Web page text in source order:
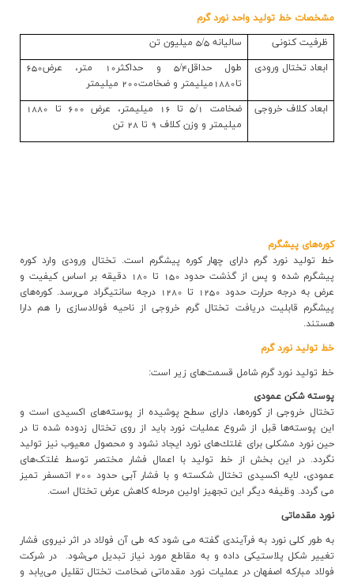
سهامداران
ارتباط با ما
مشخصات خط توليد واحد نورد گرم
ظرفيت کنونی
ساليانه 5/5 ميليون تن
ابعاد تختال ورودي
طول حداقل5/4 و حداکثر10 متر، عرض650
تا1880ميليمتر و ضخامت200 ميليمتر
ابعاد كلاف خروجی
ضخامت 5/1 تا 16 ميليمتر، عرض 600 تا 1880
ميليمتر و وزن کلاف 9 تا 28 تن
كوره‌هاي پيشگرم
خط توليد نورد گرم داراي چهار كوره پيشگرم است. تختال ورودي وارد کوره
پيشگرم شده و پس از گذشت حدود 150 تا 180 دقيقه بر اساس کیفیت و
عرض به درجه حرارت حدود 1250 تا 1280 درجه سانتيگراد مي‌رسد. كوره‌هاي
پيشگرم قابليت دريافت تختال گرم خروجي از ناحيه فولادسازي را هم دارا
هستند.
خط تولید نورد گرم
خط تولید نورد گرم شامل قسمت‌های زیر است:
پوسته شكن عمودي
تختال خروجي از كوره‌ها، داراي سطح پوشيده از پوسته‌هاي اكسيدي است و
اين پوسته‌ها قبل از شروع عملیات نورد بايد از روي تختال زدوده شده تا در
حین نورد مشكلي براي غلتك‌هاي نورد ایجاد نشود و محصول معيوب نيز توليد
نگردد. در این بخش از خط تولید با اعمال فشار مختصر توسط غلتک‌های
عمودی، لایه اکسیدی تختال شکسته و با فشار آبی حدود 200 اتمسفر تمیز
می گردد. وظيفه ديگر اين تجهيز اولین مرحله كاهش عرض تختال است.
نورد مقدماتي
به طور كلي نورد به فرآيندي گفته مي شود كه طي آن فولاد در اثر نیروی فشار
تغيير شكل پلاستیکی داده و به مقاطع مورد نياز تبديل مي‌شود.
در شرکت
فولاد مباركه اصفهان در عمليات نورد مقدماتي ضخامت تختال تقليل مي‌يابد و